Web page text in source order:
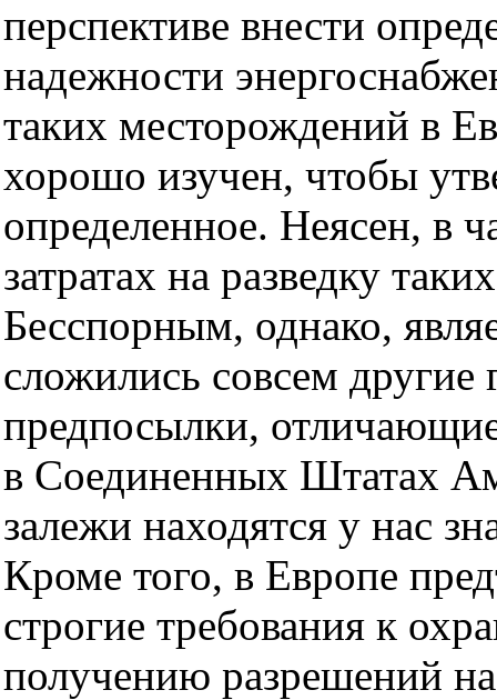
перспективе внести
надежности
таких месторождений в
хорошо изучен, чтобы
определенное. Неясен, в
затратах на разведку
Бесспорным, однако,
сложились совсем другие
предпосылки,
в Соединенных Штатах
залежи находятся у нас
Кроме того, в Европе
строгие требования к
получению разрешений